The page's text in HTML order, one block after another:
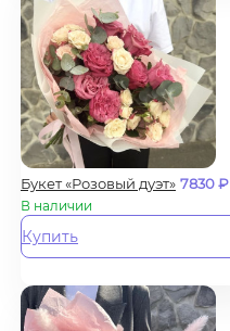
Букет «Розовый дуэт» 7830₽
В наличии
Купить